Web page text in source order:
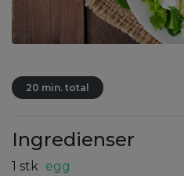
20 min. total
Ingredienser
1 stk egg